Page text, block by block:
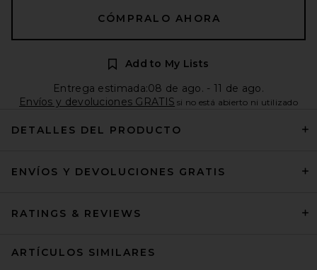
CÓMPRALO AHORA
Add to My Lists
Entrega estimada:08 de ago. - 11 de ago.
Envíos y devoluciones GRATIS si no está abierto ni utilizado
DETALLES DEL PRODUCTO
ENVÍOS Y DEVOLUCIONES GRATIS
RATINGS & REVIEWS
ARTÍCULOS SIMILARES